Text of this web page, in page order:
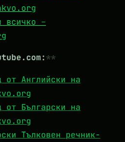
всичко –
от Английски на
от Български на
Тълковен речник-